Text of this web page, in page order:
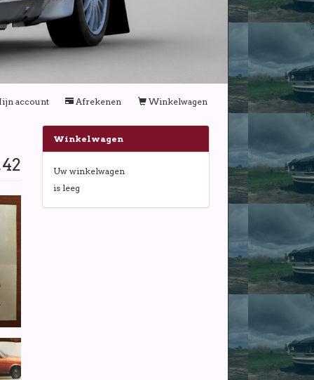
Winkelwagen
Afrekenen
account
Winkelwagen
Uw winkelwagen
is leeg